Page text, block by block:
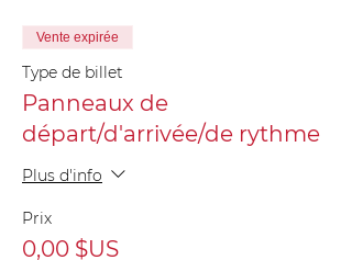
Vente expirée
Type de billet
Panneaux de
départ/d'arrivée/de rythme
Plus d'info
Prix
0,00 $US